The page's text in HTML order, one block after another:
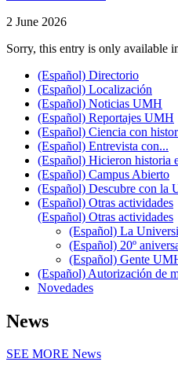
2 June 2026
Sorry, this entry is only available
(Español) Directorio
(Español) Localización
(Español) Noticias UMH
(Español) Reportajes UMH
(Español) Ciencia con
(Español) Entrevista con...
(Español) Hicieron historia
(Español) Campus Abierto
(Español) Descubre con la
(Español) Otras actividades
(Español) Otras actividades
(Español) La
(Español) 20º
(Español) Gente
(Español) Autorización de
Novedades
News
SEE MORE News